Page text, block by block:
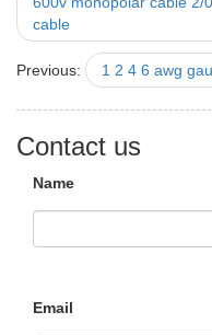
cable
Previous: 1 2 4 6 awg
Contact us
Name
Email